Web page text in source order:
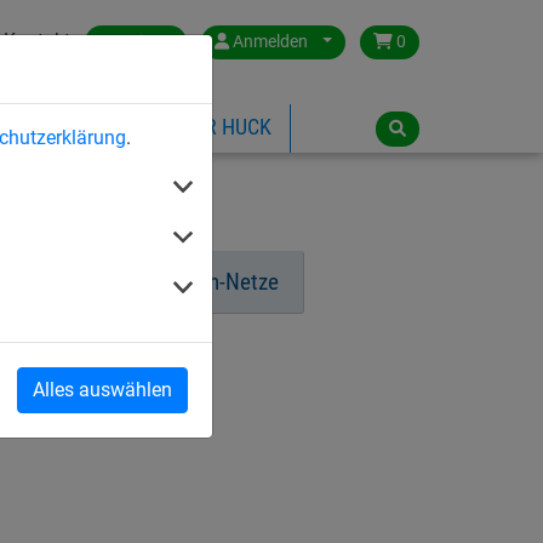
.
Alles auswählen
Kontakt Austria Anmelden 0
ÜBER HUCK
Trenn-Netze